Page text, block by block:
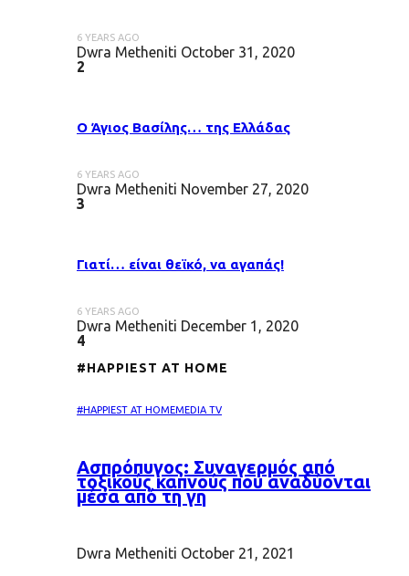
6 YEARS AGO
Dwra Metheniti October 31, 2020
2
Ο Άγιος Βασίλης… της Ελλάδας
6 YEARS AGO
Dwra Metheniti November 27, 2020
3
Γιατί… είναι θεϊκό, να αγαπάς!
6 YEARS AGO
Dwra Metheniti December 1, 2020
4
#HAPPIEST AT HOME
#HAPPIEST AT HOMEMEDIA TV
Ασπρόπυγος: Συναγερμός από
τοξικούς καπνούς που αναδύονται
μέσα από τη γη
Dwra Metheniti October 21, 2021